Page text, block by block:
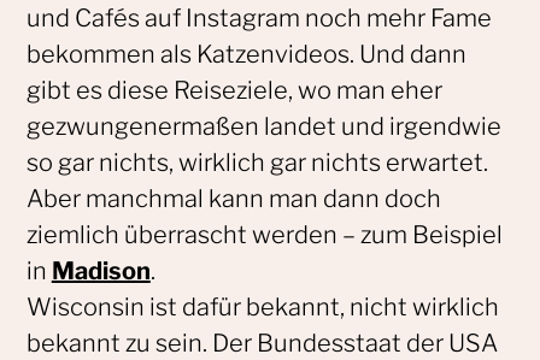
und Cafés auf Instagram noch mehr Fame
bekommen als Katzenvideos. Und dann
gibt es diese Reiseziele, wo man eher
gezwungenermaßen landet und irgendwie
so gar nichts, wirklich gar nichts erwartet.
Aber manchmal kann man dann doch
ziemlich überrascht werden – zum Beispiel
in Madison.
Wisconsin ist dafür bekannt, nicht wirklich
bekannt zu sein. Der Bundesstaat der USA